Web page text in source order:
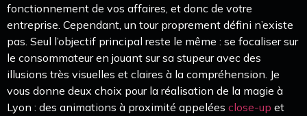
fonctionnement de vos affaires, et donc de votre
entreprise. Cependant, un tour proprement défini n’existe
pas. Seul l’objectif principal reste le même : se focaliser sur
le consommateur en jouant sur sa stupeur avec des
illusions très visuelles et claires à la compréhension. Je
vous donne deux choix pour la réalisation de la magie à
Lyon : des animations à proximité appelées close-up et